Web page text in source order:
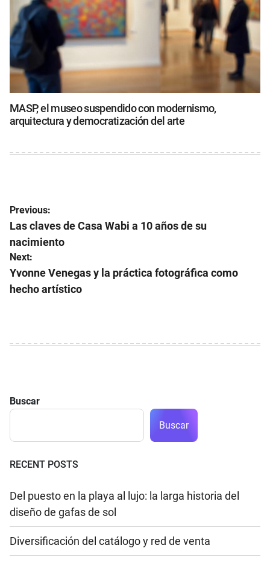
MASP, el museo suspendido con modernismo,
arquitectura y democratización del arte
Navegación
de
entradas
Previous:
Las claves de Casa Wabi a 10 años de su
nacimiento
Next:
Yvonne Venegas y la práctica fotográfica como
hecho artístico
Buscar
Buscar
RECENT POSTS
Del puesto en la playa al lujo: la larga historia del
diseño de gafas de sol
Diversificación del catálogo y red de venta